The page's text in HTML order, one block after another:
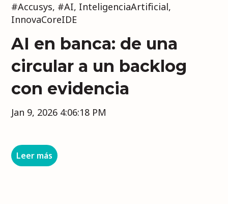
#Accusys, #AI, InteligenciaArtificial,
InnovaCoreIDE
AI en banca: de una
circular a un backlog
con evidencia
Jan 9, 2026 4:06:18 PM
Leer más